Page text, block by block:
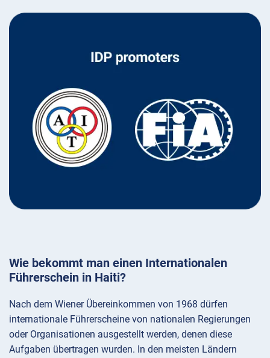
Wie bekommt man einen Internationalen
Führerschein in Haiti?
Nach dem Wiener Übereinkommen von 1968 dürfen
internationale Führerscheine von nationalen Regierungen
oder Organisationen ausgestellt werden, denen diese
Aufgaben übertragen wurden. In den meisten Ländern